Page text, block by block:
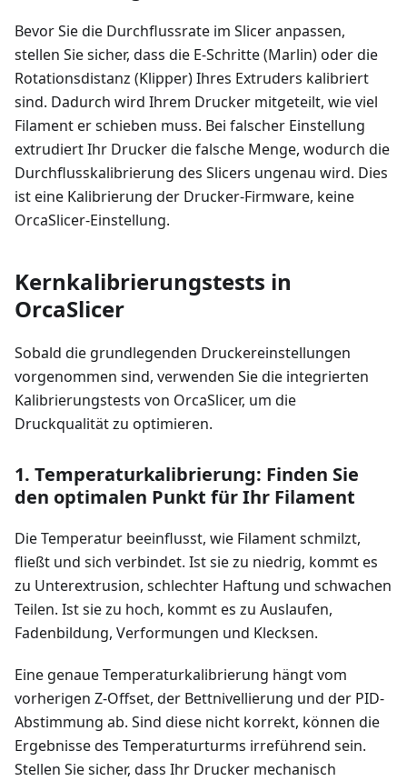
Bevor Sie die Durchflussrate im Slicer anpassen,
stellen Sie sicher, dass die E-Schritte (Marlin) oder die
Rotationsdistanz (Klipper) Ihres Extruders kalibriert
sind. Dadurch wird Ihrem Drucker mitgeteilt, wie viel
Filament er schieben muss. Bei falscher Einstellung
extrudiert Ihr Drucker die falsche Menge, wodurch die
Durchflusskalibrierung des Slicers ungenau wird. Dies
ist eine Kalibrierung der Drucker-Firmware, keine
OrcaSlicer-Einstellung.
Kernkalibrierungstests in
OrcaSlicer
Sobald die grundlegenden Druckereinstellungen
vorgenommen sind, verwenden Sie die integrierten
Kalibrierungstests von OrcaSlicer, um die
Druckqualität zu optimieren.
1. Temperaturkalibrierung: Finden Sie
den optimalen Punkt für Ihr Filament
Die Temperatur beeinflusst, wie Filament schmilzt,
fließt und sich verbindet. Ist sie zu niedrig, kommt es
zu Unterextrusion, schlechter Haftung und schwachen
Teilen. Ist sie zu hoch, kommt es zu Auslaufen,
Fadenbildung, Verformungen und Klecksen.
Eine genaue Temperaturkalibrierung hängt vom
vorherigen Z-Offset, der Bettnivellierung und der PID-
Abstimmung ab. Sind diese nicht korrekt, können die
Ergebnisse des Temperaturturms irreführend sein.
Stellen Sie sicher, dass Ihr Drucker mechanisch